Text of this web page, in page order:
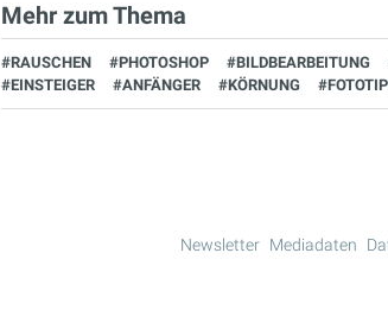
Mehr zum Thema
#RAUSCHEN #PHOTOSHOP #BILDBEARBEITUNG
#EINSTEIGER
#ANFÄNGER #KÖRNUNG
Newsletter Mediadaten